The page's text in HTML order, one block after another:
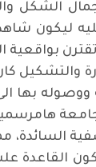
الشكل
ليكون
تقترن
والتشكيل
ووصوله
القاعدة